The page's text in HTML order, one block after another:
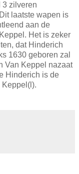
3 zilveren
laatste wapen is
aan de
Het is zeker
dat Hinderich
1630 geboren zal
Van Keppel nazaat
Hinderich is de